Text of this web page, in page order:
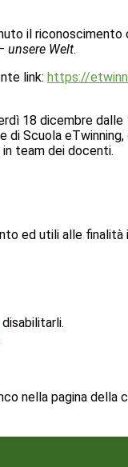
il
unsere Welt.
link: https://
18 dicembre dalle
Scuola
team dei docenti.
ed utili alle
nella pagina della